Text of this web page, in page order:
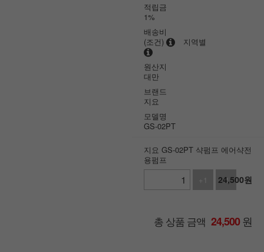
적립금
1%
배송비
(조건)
지역별
원산지
대만
브랜드
지요
모델명
GS-02PT
지요 GS-02PT 샥펌프 에어샥전
용펌프
+1
-1
24,500원
총 상품 금액 24,500원